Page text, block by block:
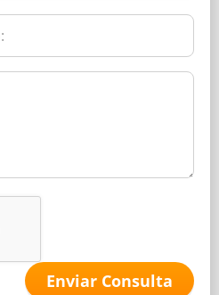
Enviar Consulta